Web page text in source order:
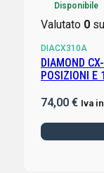
Disponibile
Valutato 0
DIACX310A
DIAMOND
POSIZIONI E
74,00 € Iva